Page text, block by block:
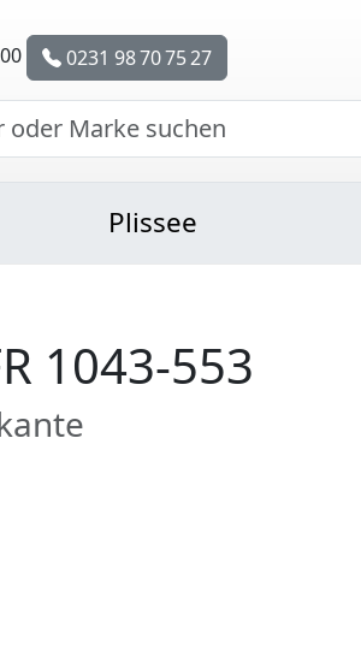
0231 98 70 75 27
Plissee
1043-553